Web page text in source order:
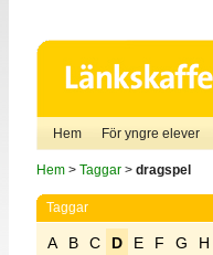
Hem För yngre elever
Hem> Taggar> dragspel
Taggar
A B C D E F G H